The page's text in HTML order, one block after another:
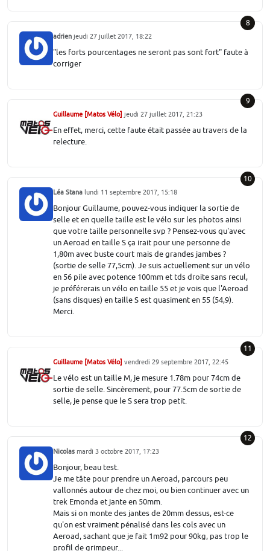
8
adrien jeudi 27 juillet 2017, 18:22
"les forts pourcentages ne seront pas sont fort" faute à
corriger
9
Guillaume [Matos Vélo] jeudi 27 juillet 2017, 21:23
En effet, merci, cette faute était passée au travers de la
relecture.
10
Léa Stana lundi 11 septembre 2017, 15:18
Bonjour Guillaume, pouvez-vous indiquer la sortie de
selle et en quelle taille est le vélo sur les photos ainsi
que votre taille personnelle svp ? Pensez-vous qu'avec
un Aeroad en taille S ça irait pour une personne de
1,80m avec buste court mais de grandes jambes ?
(sortie de selle 77,5cm). Je suis actuellement sur un vélo
en 56 pile avec potence 100mm et tds droite sans recul,
je préférerais un vélo en taille 55 et je vois que l'Aeroad
(sans disques) en taille S est quasiment en 55 (54,9).
Merci.
11
Guillaume [Matos Vélo] vendredi 29 septembre 2017, 22:45
Le vélo est un taille M, je mesure 1.78m pour 74cm de
sortie de selle. Sincèrement, pour 77.5cm de sortie de
selle, je pense que le S sera trop petit.
12
Nicolas mardi 3 octobre 2017, 17:23
Bonjour, beau test.
Je me tâte pour prendre un Aeroad, parcours peu
vallonnés autour de chez moi, ou bien continuer avec un
trek Emonda et jante en 50mm.
Mais si on monte des jantes de 20mm dessus, est-ce
qu'on est vraiment pénalisé dans les cols avec un
Aeroad, sachant que je fait 1m92 pour 90kg, pas trop le
profil de grimpeur...